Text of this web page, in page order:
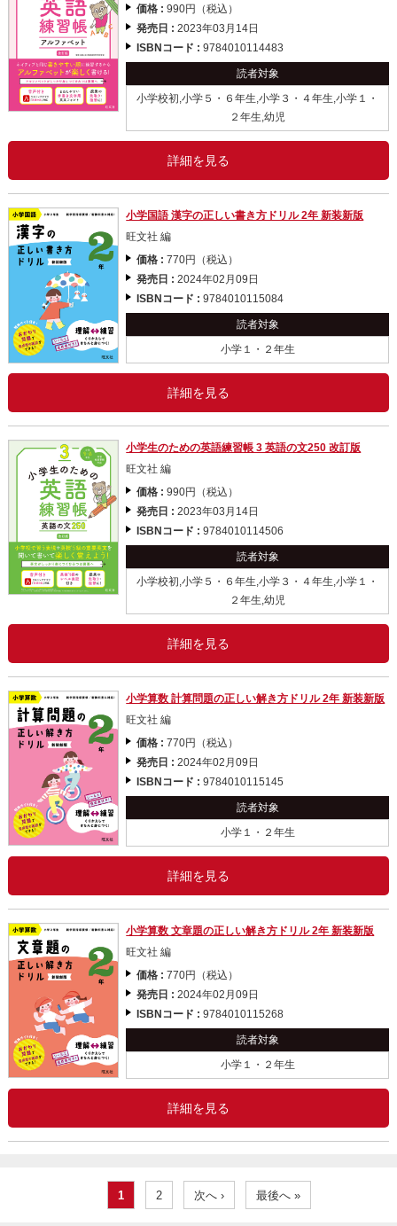
価格 :990円（税込）
発売日 :2023年03月14日
ISBNコード :9784010114483
読者対象
小学校初,小学５・６年生,小学３・４年生,小学１・
２年生,幼児
詳細を見る
小学国語 漢字の正しい書き方ドリル 2年 新装新版
旺文社 編
価格 :770円（税込）
発売日 :2024年02月09日
ISBNコード :9784010115084
読者対象
小学１・２年生
詳細を見る
小学生のための英語練習帳 3 英語の文250 改訂版
旺文社 編
価格 :990円（税込）
発売日 :2023年03月14日
ISBNコード :9784010114506
読者対象
小学校初,小学５・６年生,小学３・４年生,小学１・
２年生,幼児
詳細を見る
小学算数 計算問題の正しい解き方ドリル 2年 新装新版
旺文社 編
価格 :770円（税込）
発売日 :2024年02月09日
ISBNコード :9784010115145
読者対象
小学１・２年生
詳細を見る
小学算数 文章題の正しい解き方ドリル 2年 新装新版
旺文社 編
価格 :770円（税込）
発売日 :2024年02月09日
ISBNコード :9784010115268
読者対象
小学１・２年生
詳細を見る
1 2 次へ › 最後へ »